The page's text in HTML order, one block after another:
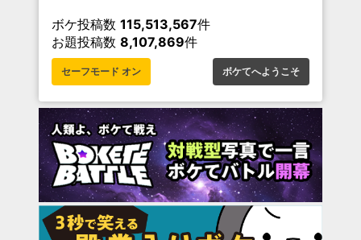
ボケ投稿数 115,513,567件
お題投稿数 8,107,869件
セーフモード オン ボケてへようこそ